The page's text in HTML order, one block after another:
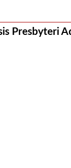
Presbyteri